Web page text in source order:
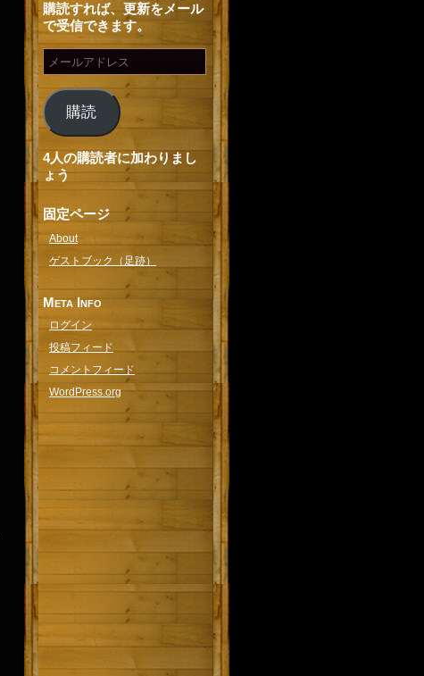
購読すれば、更新をメール
で受信できます。
購読
4人の購読者に加わりまし
ょう
固定ページ
About
ゲストブック（足跡）
Meta Info
ログイン
投稿フィード
コメントフィード
WordPress.org